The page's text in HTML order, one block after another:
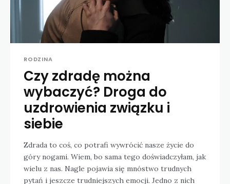
RODZINA
Czy zdradę można
wybaczyć? Droga do
uzdrowienia związku i
siebie
Zdrada to coś, co potrafi wywrócić nasze życie do
góry nogami. Wiem, bo sama tego doświadczyłam, jak
wielu z nas. Nagle pojawia się mnóstwo trudnych
pytań i jeszcze trudniejszych emocji. Jedno z nich